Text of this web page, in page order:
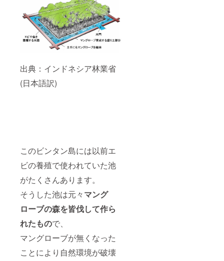
出典：インドネシア林業省
(日本語訳)
このビンタン島には以前エ
ビの養殖で使われていた池
がたくさんあります。
そうした池は元々マング
ローブの森を皆伐して作ら
れたもので、
マングローブが無くなった
ことにより自然環境が破壊